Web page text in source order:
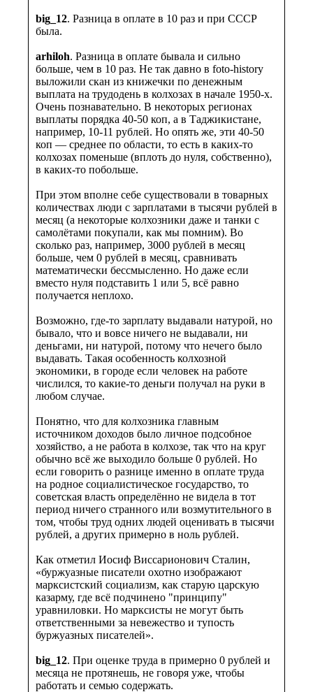
big_12. Разница в оплате в 10 раз и при СССР
была.
arhiloh. Разница в оплате бывала и сильно
больше, чем в 10 раз. Не так давно в foto-history
выложили скан из книжечки по денежным
выплата на трудодень в колхозах в начале 1950-х.
Очень познавательно. В некоторых регионах
выплаты порядка 40-50 коп, а в Таджикистане,
например, 10-11 рублей. Но опять же, эти 40-50
коп — среднее по области, то есть в каких-то
колхозах поменьше (вплоть до нуля, собственно),
в каких-то побольше.
При этом вполне себе существовали в товарных
количествах люди с зарплатами в тысячи рублей в
месяц (а некоторые колхозники даже и танки с
самолётами покупали, как мы помним). Во
сколько раз, например, 3000 рублей в месяц
больше, чем 0 рублей в месяц, сравнивать
математически бессмысленно. Но даже если
вместо нуля подставить 1 или 5, всё равно
получается неплохо.
Возможно, где-то зарплату выдавали натурой, но
бывало, что и вовсе ничего не выдавали, ни
деньгами, ни натурой, потому что нечего было
выдавать. Такая особенность колхозной
экономики, в городе если человек на работе
числился, то какие-то деньги получал на руки в
любом случае.
Понятно, что для колхозника главным
источником доходов было личное подсобное
хозяйство, а не работа в колхозе, так что на круг
обычно всё же выходило больше 0 рублей. Но
если говорить о разнице именно в оплате труда
на родное социалистическое государство, то
советская власть определённо не видела в тот
период ничего странного или возмутительного в
том, чтобы труд одних людей оценивать в тысячи
рублей, а других примерно в ноль рублей.
Как отметил Иосиф Виссарионович Сталин,
«буржуазные писатели охотно изображают
марксистский социализм, как старую царскую
казарму, где всё подчинено "принципу"
уравниловки. Но марксисты не могут быть
ответственными за невежество и тупость
буржуазных писателей».
big_12. При оценке труда в примерно 0 рублей и
месяца не протянешь, не говоря уже, чтобы
работать и семью содержать.